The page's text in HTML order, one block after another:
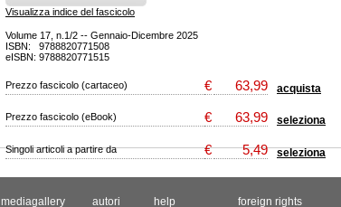
Visualizza indice del fascicolo
Volume 17, n.1/2 -- Gennaio-Dicembre 2025
ISBN: 9788820771508
eISBN: 9788820771515
Prezzo fascicolo (cartaceo) € 63,99 acquista
Prezzo fascicolo (eBook) € 63,99 seleziona
Singoli articoli a partire da € 5,49 seleziona
mediagallery autori help foreign rights